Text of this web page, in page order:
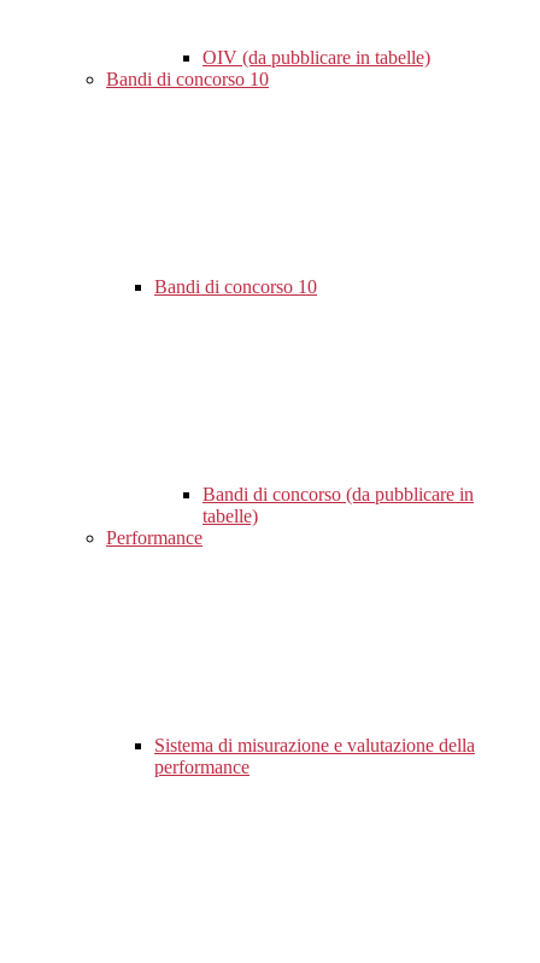
OIV (da pubblicare in tabelle)
Bandi di concorso 10
Bandi di concorso 10
Bandi di concorso (da pubblicare in
tabelle)
Performance
Sistema di misurazione e valutazione della
performance